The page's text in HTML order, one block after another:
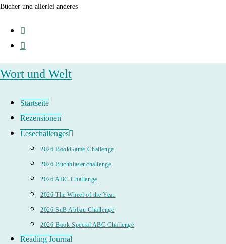
Zum
springen
Bücher und allerlei anderes
Wort und Welt
Startseite
Rezensionen
Lesechallenges
2026 BookGame-Challenge
2026 Buchblasenchallenge
2026 ABC-Challenge
2026 The Wheel of the Year
2026 SuB Abbau Challenge
2026 Book Special ABC Challenge
Reading Journal